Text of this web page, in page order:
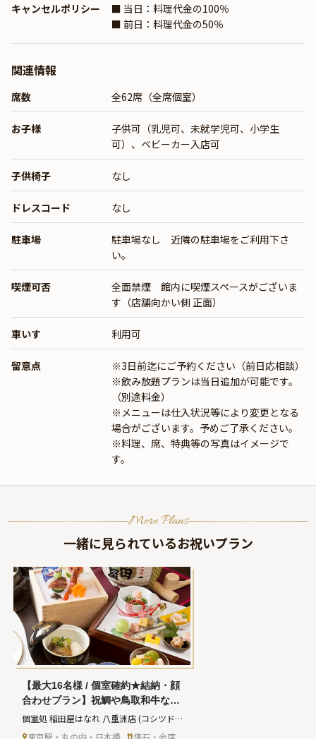
キャンセルポリシー
■ 当日：料理代金の100％
■ 前日：料理代金の50％
関連情報
席数 全62席（全席個室）
お子様
子供可（乳児可、未就学児可、小学生
可）、ベビーカー入店可
子供椅子 なし
ドレスコード なし
駐車場
駐車場なし 近隣の駐車場をご利用下さ
い。
喫煙可否
全面禁煙 館内に喫煙スペースがございま
す（店舗向かい側 正面）
車いす 利用可
留意点
※3日前迄にご予約ください（前日応相談）
※飲み放題プランは当日追加が可能です。
（別途料金）
※メニューは仕入状況等により変更となる
場合がございます。予めご了承ください。
※料理、席、特典等の写真はイメージで
す。
More Plans
一緒に見られているお祝いプラン
【最大16名様 / 個室確約★結納・顔
合わせプラン】祝鯛や鳥取和牛など
華やかな御祝懐石「寿～ことぶき」
個室処 稲田屋はなれ 八重洲店(コシツド
コロ イナタヤハナレ ヤエステン)
東京駅・丸の内・日本橋 懐石・会席